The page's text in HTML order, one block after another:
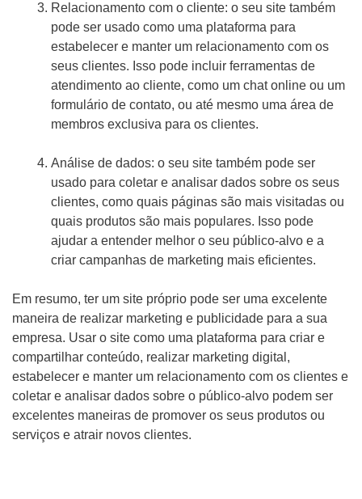
Relacionamento com o cliente: o seu site também
pode ser usado como uma plataforma para
estabelecer e manter um relacionamento com os
seus clientes. Isso pode incluir ferramentas de
atendimento ao cliente, como um chat online ou um
formulário de contato, ou até mesmo uma área de
membros exclusiva para os clientes.
Análise de dados: o seu site também pode ser
usado para coletar e analisar dados sobre os seus
clientes, como quais páginas são mais visitadas ou
quais produtos são mais populares. Isso pode
ajudar a entender melhor o seu público-alvo e a
criar campanhas de marketing mais eficientes.
Em resumo, ter um site próprio pode ser uma excelente
maneira de realizar marketing e publicidade para a sua
empresa. Usar o site como uma plataforma para criar e
compartilhar conteúdo, realizar marketing digital,
estabelecer e manter um relacionamento com os clientes e
coletar e analisar dados sobre o público-alvo podem ser
excelentes maneiras de promover os seus produtos ou
serviços e atrair novos clientes.